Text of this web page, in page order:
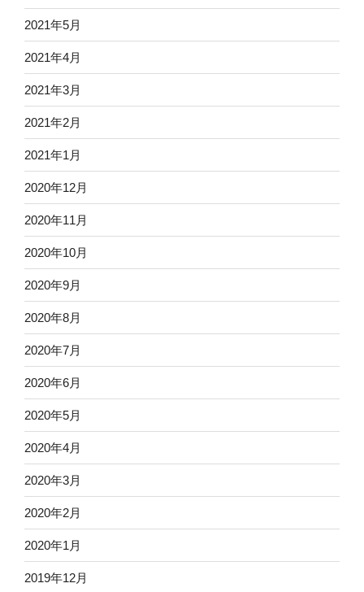
2021年5月
2021年4月
2021年3月
2021年2月
2021年1月
2020年12月
2020年11月
2020年10月
2020年9月
2020年8月
2020年7月
2020年6月
2020年5月
2020年4月
2020年3月
2020年2月
2020年1月
2019年12月